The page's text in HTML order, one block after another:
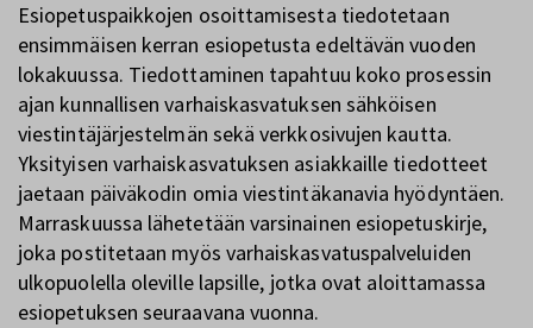
Esiopetuspaikkojen osoittamisesta tiedotetaan
ensimmäisen kerran esiopetusta edeltävän vuoden
lokakuussa. Tiedottaminen tapahtuu koko prosessin
ajan kunnallisen varhaiskasvatuksen sähköisen
viestintäjärjestelmän sekä verkkosivujen kautta.
Yksityisen varhaiskasvatuksen asiakkaille tiedotteet
jaetaan päiväkodin omia viestintäkanavia hyödyntäen.
Marraskuussa lähetetään varsinainen esiopetuskirje,
joka postitetaan myös varhaiskasvatuspalveluiden
ulkopuolella oleville lapsille, jotka ovat aloittamassa
esiopetuksen seuraavana vuonna.